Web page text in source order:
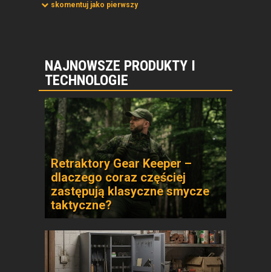
skomentuj jako pierwszy
NAJNOWSZE PRODUKTY I
TECHNOLOGIE
Retraktory Gear Keeper –
dlaczego coraz częściej
zastępują klasyczne smycze
taktyczne?